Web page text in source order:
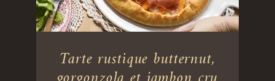
Tarte rustique butternut,
gorgonzola et jambon cru